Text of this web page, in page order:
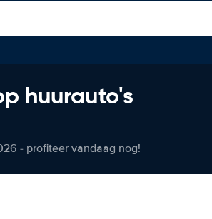
huurauto's
- profiteer vandaag nog!